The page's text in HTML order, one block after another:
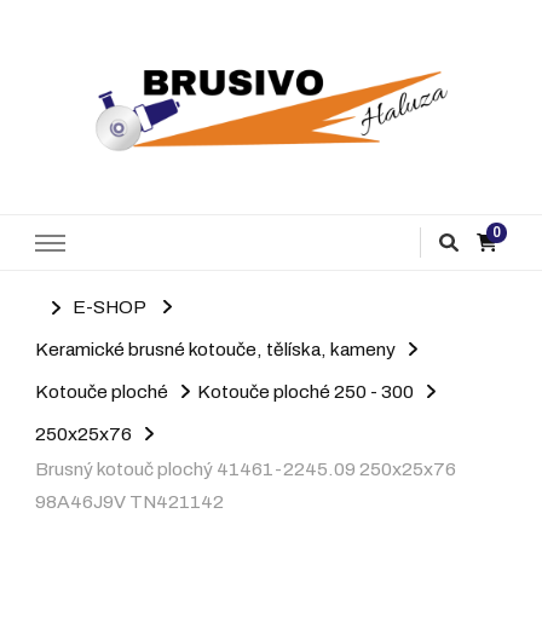
0
E-SHOP
Keramické brusné kotouče, tělíska, kameny
Kotouče ploché Kotouče ploché 250 - 300
250x25x76
Brusný kotouč plochý 41461-2245.09 250x25x76
98A46J9V TN421142